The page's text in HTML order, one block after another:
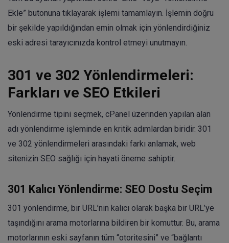
Ekle” butonuna tıklayarak işlemi tamamlayın. İşlemin doğru
bir şekilde yapıldığından emin olmak için yönlendirdiğiniz
eski adresi tarayıcınızda kontrol etmeyi unutmayın.
301 ve 302 Yönlendirmeleri:
Farkları ve SEO Etkileri
Yönlendirme tipini seçmek, cPanel üzerinden yapılan alan
adı yönlendirme işleminde en kritik adımlardan biridir. 301
ve 302 yönlendirmeleri arasındaki farkı anlamak, web
sitenizin SEO sağlığı için hayati öneme sahiptir.
301 Kalıcı Yönlendirme: SEO Dostu Seçim
301 yönlendirme, bir URL’nin kalıcı olarak başka bir URL’ye
taşındığını arama motorlarına bildiren bir komuttur. Bu, arama
motorlarının eski sayfanın tüm “otoritesini” ve “bağlantı